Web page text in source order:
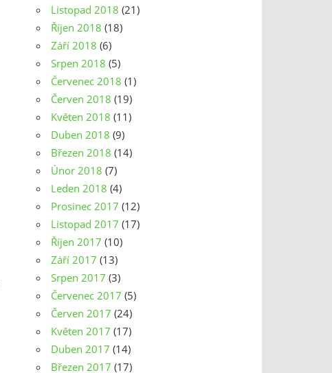
Listopad 2018 (21)
Říjen 2018 (18)
Září 2018 (6)
Srpen 2018 (5)
Červenec 2018 (1)
Červen 2018 (19)
Květen 2018 (11)
Duben 2018 (9)
Březen 2018 (14)
Únor 2018 (7)
Leden 2018 (4)
Prosinec 2017 (12)
Listopad 2017 (17)
Říjen 2017 (10)
Září 2017 (13)
Srpen 2017 (3)
Červenec 2017 (5)
Červen 2017 (24)
Květen 2017 (17)
Duben 2017 (14)
Březen 2017 (17)